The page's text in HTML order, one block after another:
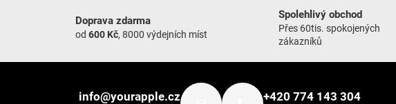
Doprava zdarma
od 600 Kč, 8000 výdejních míst
Spolehlivý obchod
Přes 60tis. spokojených
zákazníků
info@yourapple.cz +420 774 143 304